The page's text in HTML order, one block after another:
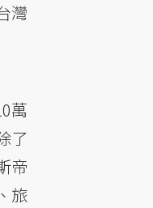
灣
萬
了
帝
旅